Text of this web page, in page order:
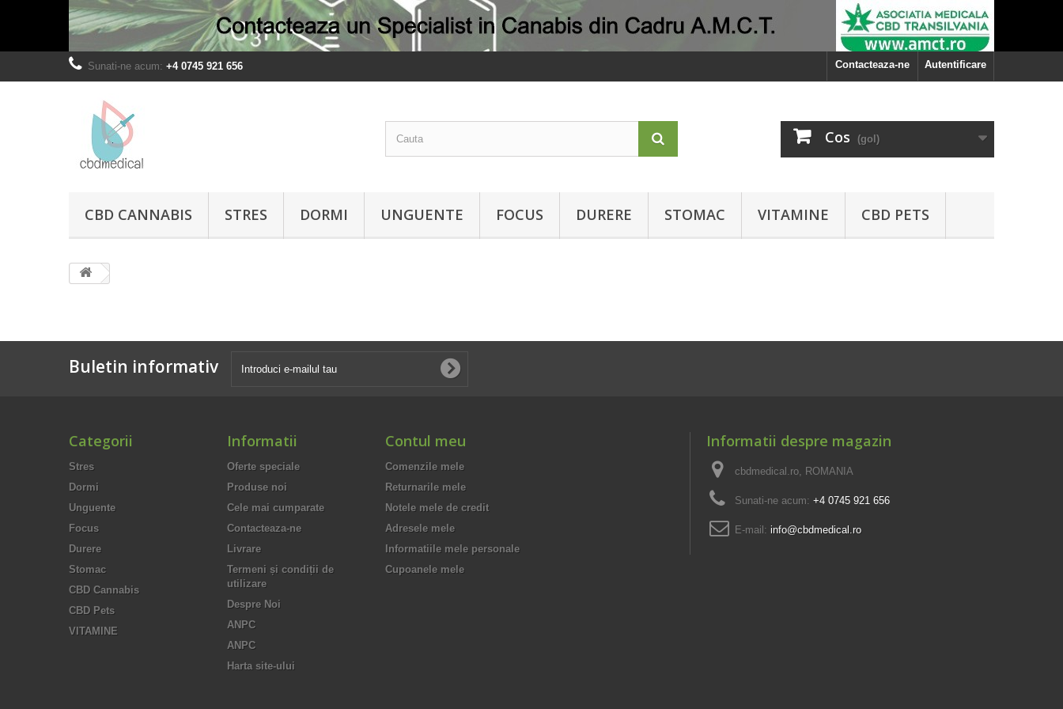
Autentificare
Contacteaza-ne
Sunati-ne acum: +4 0745 921 656
Cos (gol)
CBD CANNABIS STRES DORMI UNGUENTE FOCUS DURERE STOMAC VITAMINE CBD PETS
Buletin informativ
Categorii
Stres
Dormi
Unguente
Focus
Durere
Stomac
CBD Cannabis
CBD Pets
VITAMINE
Informatii
Oferte speciale
Produse noi
Cele mai cumparate
Contacteaza-ne
Livrare
Termeni și condiții de
utilizare
Despre Noi
ANPC
ANPC
Harta site-ului
Contul meu
Comenzile mele
Returnarile mele
Notele mele de credit
Adresele mele
Informatiile mele personale
Cupoanele mele
Informatii despre magazin
cbdmedical.ro, ROMANIA
Sunati-ne acum: +4 0745 921 656
E-mail: info@cbdmedical.ro